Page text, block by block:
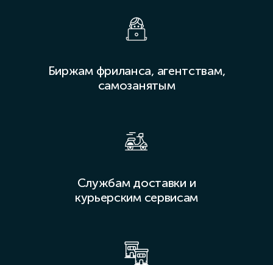
Биржам фриланса, агентствам,
самозанятым
Службам доставки и
курьерским сервисам